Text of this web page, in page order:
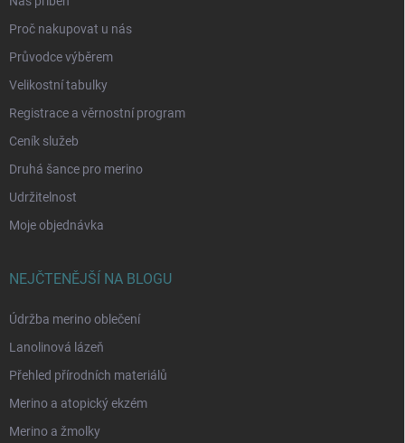
Proč nakupovat u nás
Průvodce výběrem
Velikostní tabulky
Registrace a věrnostní program
Ceník služeb
Druhá šance pro merino
Udržitelnost
Moje objednávka
NEJČTENĚJŠÍ NA BLOGU
Údržba merino oblečení
Lanolinová lázeň
Přehled přírodních materiálů
Merino a atopický ekzém
Merino a žmolky